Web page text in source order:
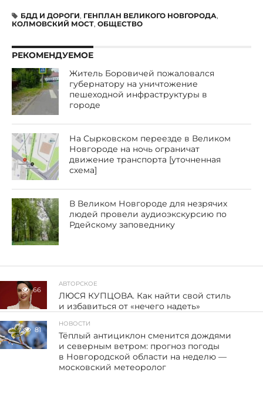
БДД И ДОРОГИ, ГЕНПЛАН ВЕЛИКОГО НОВГОРОДА,
КОЛМОВСКИЙ МОСТ, ОБЩЕСТВО
РЕКОМЕНДУЕМОЕ
Житель Боровичей пожаловался
губернатору на уничтожение
пешеходной инфраструктуры в
городе
На Сырковском переезде в Великом
Новгороде на ночь ограничат
движение транспорта [уточненная
схема]
В Великом Новгороде для незрячих
людей провели аудиоэкскурсию по
Рдейскому заповеднику
66
АВТОРСКОЕ
ЛЮСЯ КУПЦОВА. Как найти свой стиль
и избавиться от «нечего надеть»
81
НОВОСТИ
Тёплый антициклон сменится дождями
и северным ветром: прогноз погоды
в Новгородской области на неделю —
московский метеоролог